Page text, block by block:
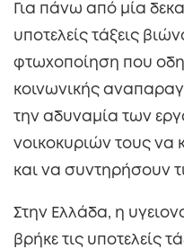
Για πάνω από μία
υποτελείς τάξεις
φτωχοποίηση που
κοινωνικής
την αδυναμία των
νοικοκυριών τους να
και να συντηρήσουν
Στην Ελλάδα, η
βρήκε τις υποτελείς